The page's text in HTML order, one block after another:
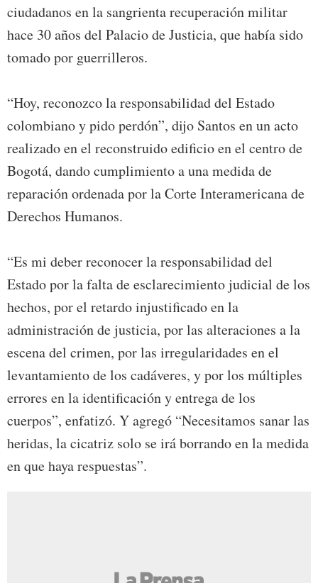
ciudadanos en la sangrienta recuperación militar
hace 30 años del Palacio de Justicia, que había sido
tomado por guerrilleros.
“Hoy, reconozco la responsabilidad del Estado
colombiano y pido perdón”, dijo Santos en un acto
realizado en el reconstruido edificio en el centro de
Bogotá, dando cumplimiento a una medida de
reparación ordenada por la Corte Interamericana de
Derechos Humanos.
“Es mi deber reconocer la responsabilidad del
Estado por la falta de esclarecimiento judicial de los
hechos, por el retardo injustificado en la
administración de justicia, por las alteraciones a la
escena del crimen, por las irregularidades en el
levantamiento de los cadáveres, y por los múltiples
errores en la identificación y entrega de los
cuerpos”, enfatizó. Y agregó “Necesitamos sanar las
heridas, la cicatriz solo se irá borrando en la medida
en que haya respuestas”.